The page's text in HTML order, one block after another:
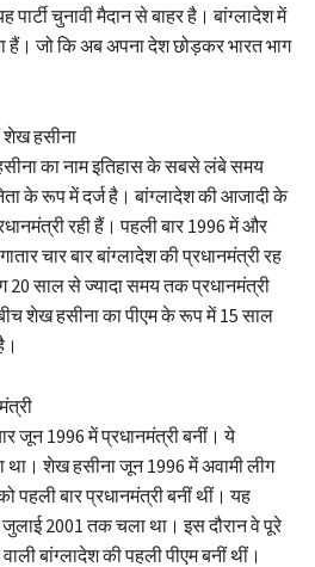
पार्टी चुनावी मैदान से बाहर है। बांग्लादेश में
हैं। जो कि अब अपना देश छोड़कर भारत भाग
शेख हसीना
का नाम इतिहास के सबसे लंबे समय
के रूप में दर्ज है। बांग्लादेश की आजादी के
रही हैं। पहली बार 1996 में और
चार बार बांग्लादेश की प्रधानमंत्री रह
20 साल से ज्यादा समय तक प्रधानमंत्री
शेख हसीना का पीएम के रूप में 15 साल
जून 1996 में प्रधानमंत्री बनीं। ये
शेख हसीना जून 1996 में अवामी लीग
पहली बार प्रधानमंत्री बनीं थीं। यह
2001 तक चला था। इस दौरान वे पूरे
बांग्लादेश की पहली पीएम बनीं थीं।